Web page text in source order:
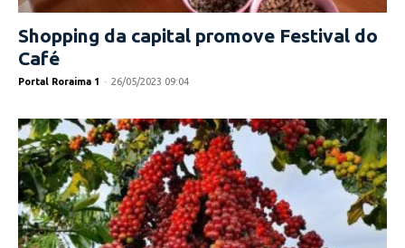
Shopping da capital promove Festival do
Café
Portal Roraima 1 - 26/05/2023 09:04